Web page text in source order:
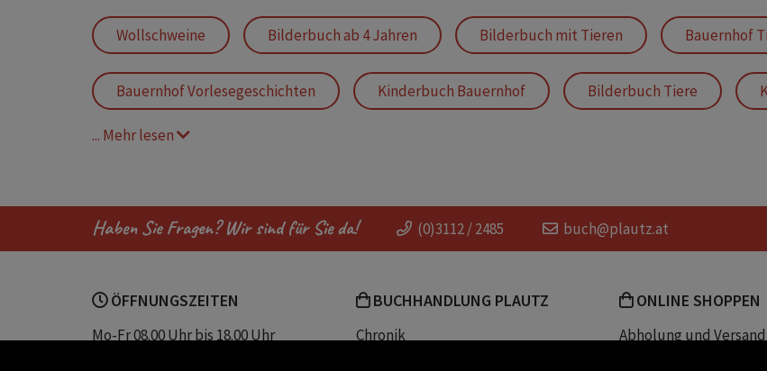
Wollschweine Bilderbuch ab 4 Jahren Bilderbuch mit Tieren Bauernhof
Bauernhof Vorlesegeschichten Kinderbuch Bauernhof Bilderbuch Tiere
Vorlesegeschichten Tiere
bauernhof buch bauer beck Geschichten vom Bauernhof kinderbuch
... Mehr lesen
Haben Sie Fragen? Wir sind für Sie da! (0)3112 / 2485 buch@plautz.at
ÖFFNUNGSZEITEN
Mo-Fr 08.00 Uhr bis 18.00 Uhr
BUCHHANDLUNG PLAUTZ
Chronik
ONLINE SHOPPEN
Abholung und Versand